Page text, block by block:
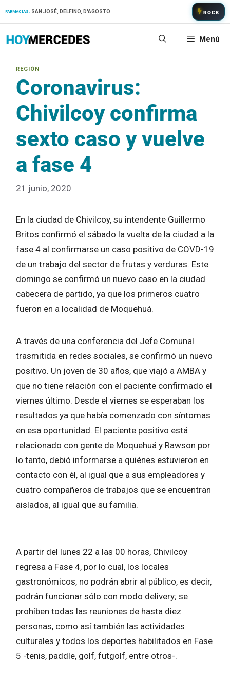
FARMACIAS: SAN JOSÉ, DELFINO, D'AGOSTO ROCK
Menú
Coronavirus:
Chivilcoy confirma
sexto caso y vuelve
a fase 4
21 junio, 2020
En la ciudad de Chivilcoy, su intendente Guillermo
Britos confirmó el sábado la vuelta de la ciudad a la
fase 4 al confirmarse un caso positivo de COVD-19
de un trabajo del sector de frutas y verduras. Este
domingo se confirmó un nuevo caso en la ciudad
cabecera de partido, ya que los primeros cuatro
fueron en a localidad de Moquehuá.
A través de una conferencia del Jefe Comunal
trasmitida en redes sociales, se confirmó un nuevo
positivo. Un joven de 30 años, que viajó a AMBA y
que no tiene relación con el paciente confirmado el
viernes último. Desde el viernes se esperaban los
resultados ya que había comenzado con síntomas
en esa oportunidad. El paciente positivo está
relacionado con gente de Moquehuá y Rawson por
lo tanto, debió informarse a quiénes estuvieron en
contacto con él, al igual que a sus empleadores y
cuatro compañeros de trabajos que se encuentran
aislados, al igual que su familia.
A partir del lunes 22 a las 00 horas, Chivilcoy
regresa a Fase 4, por lo cual, los locales
gastronómicos, no podrán abrir al público, es decir,
podrán funcionar sólo con modo delivery; se
prohíben todas las reuniones de hasta diez
personas, como así también las actividades
culturales y todos los deportes habilitados en Fase
5 -tenis, paddle, golf, futgolf, entre otros-.